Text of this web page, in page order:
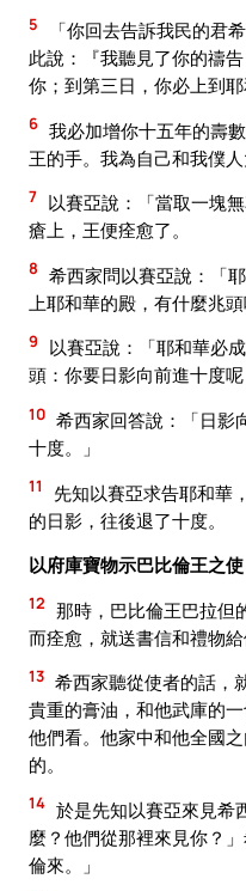
5
「你回去告訴我民的君
此說：『我聽見了你的禱
你；到第三日，你必上到耶
6 我必加增你十五年的壽
王的手。我為自己和我僕
7 以賽亞說：「當取一塊
瘡上，王便痊愈了。
8 希西家問以賽亞說：「
上耶和華的殿，有什麼兆頭
9
以賽亞說：「耶和華必
頭：你要日影向前進十度
10 希西家回答說：「日影
十度。」
11
先知以賽亞求告耶和華
的日影，往後退了十度。
以府庫寶物示巴比倫王之使
12 那時，巴比倫王巴拉但
而痊愈，就送書信和禮物給
13 希西家聽從使者的話，
貴重的膏油，和他武庫的
他們看。他家中和他全國
的。
14 於是先知以賽亞來見希
麼？他們從那裡來見你？
倫來。」